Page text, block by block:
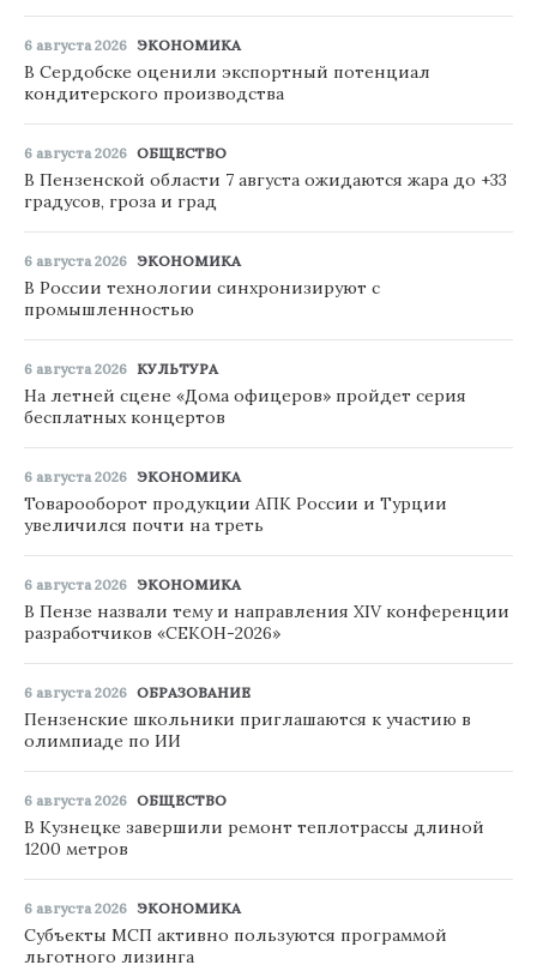
6 августа 2026 ЭКОНОМИКА
В Сердобске оценили экспортный потенциал
кондитерского производства
6 августа 2026 ОБЩЕСТВО
В Пензенской области 7 августа ожидаются жара до +33
градусов, гроза и град
6 августа 2026 ЭКОНОМИКА
В России технологии синхронизируют с
промышленностью
6 августа 2026 КУЛЬТУРА
На летней сцене «Дома офицеров» пройдет серия
бесплатных концертов
6 августа 2026 ЭКОНОМИКА
Товарооборот продукции АПК России и Турции
увеличился почти на треть
6 августа 2026 ЭКОНОМИКА
В Пензе назвали тему и направления XIV конференции
разработчиков «СЕКОН-2026»
6 августа 2026 ОБРАЗОВАНИЕ
Пензенские школьники приглашаются к участию в
олимпиаде по ИИ
6 августа 2026 ОБЩЕСТВО
В Кузнецке завершили ремонт теплотрассы длиной
1200 метров
6 августа 2026 ЭКОНОМИКА
Субъекты МСП активно пользуются программой
льготного лизинга